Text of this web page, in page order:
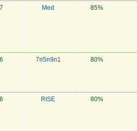
Med 85%
7п5п9п1 80%
RISE 80%